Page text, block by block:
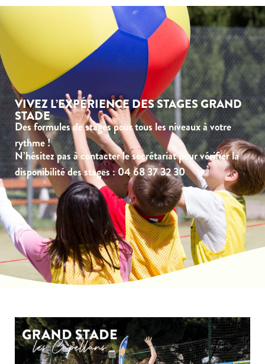
VIVEZ L’EXPÉRIENCE DES STAGES GRAND
STADE
Des formules de stages pour tous les niveaux à votre
rythme !
N’hésitez pas à contacter le secrétariat pour vérifier la
disponibilité des stages : 04 68 37 32 30